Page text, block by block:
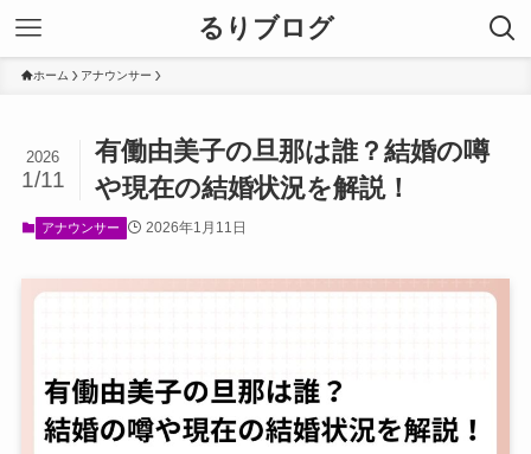
るりブログ
ホーム アナウンサー
有働由美子の旦那は誰？結婚の噂
や現在の結婚状況を解説！
2026
1/11
アナウンサー 2026年1月11日